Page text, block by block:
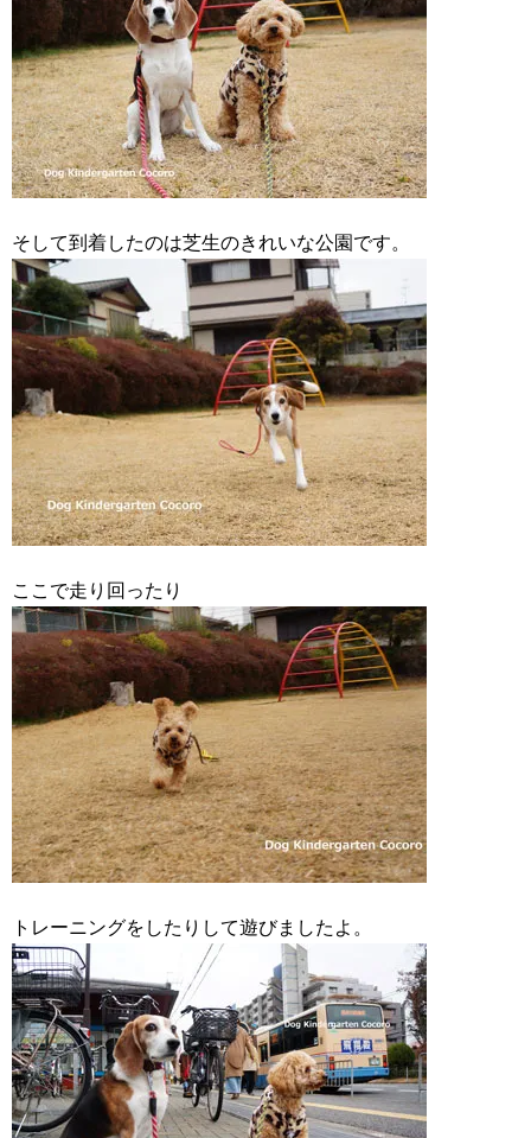
そして到着したのは芝生のきれいな公園です。
ここで走り回ったり
トレーニングをしたりして遊びましたよ。